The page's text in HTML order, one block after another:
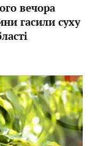
вечора
гасили суху